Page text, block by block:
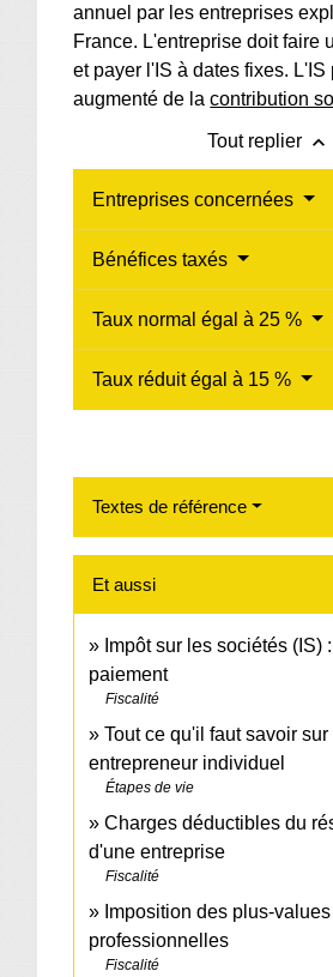
annuel par les entreprises
France. L'entreprise doit faire
et payer l'IS à dates fixes. L'IS
augmenté de lacontribution
Tout replier keyboard_arrow_up
Entreprises concernées
Bénéfices taxés
Taux normal égal à 25 %
Taux réduit égal à 15 %
Textes de référence
Et aussi
Impôt sur les sociétés (IS)
paiement
Fiscalité
Tout ce qu'il faut savoir
entrepreneur individuel
Étapes de vie
Charges déductibles du
d'une entreprise
Fiscalité
Imposition des plus-values
professionnelles
Fiscalité